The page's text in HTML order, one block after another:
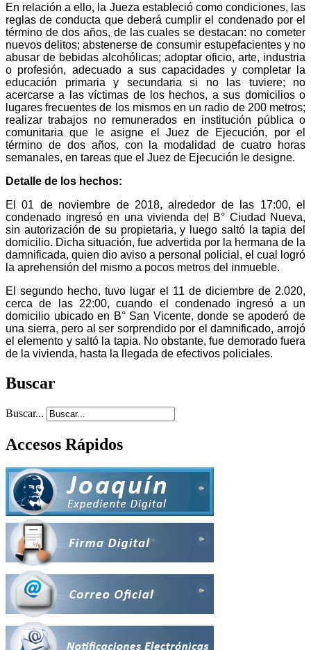
En relación a ello, la Jueza estableció como condiciones, las
reglas de conducta que deberá cumplir el condenado por el
término de dos años, de las cuales se destacan: no cometer
nuevos delitos; abstenerse de consumir estupefacientes y no
abusar de bebidas alcohólicas; adoptar oficio, arte, industria
o profesión, adecuado a sus capacidades y completar la
educación primaria y secundaria si no las tuviere; no
acercarse a las víctimas de los hechos, a sus domicilios o
lugares frecuentes de los mismos en un radio de 200 metros;
realizar trabajos no remunerados en institución pública o
comunitaria que le asigne el Juez de Ejecución, por el
término de dos años, con la modalidad de cuatro horas
semanales, en tareas que el Juez de Ejecución le designe.
Detalle de los hechos:
El 01 de noviembre de 2018, alrededor de las 17:00, el
condenado ingresó en una vivienda del B° Ciudad Nueva,
sin autorización de su propietaria, y luego saltó la tapia del
domicilio. Dicha situación, fue advertida por la hermana de la
damnificada, quien dio aviso a personal policial, el cual logró
la aprehensión del mismo a pocos metros del inmueble.
El segundo hecho, tuvo lugar el 11 de diciembre de 2.020,
cerca de las 22:00, cuando el condenado ingresó a un
domicilio ubicado en B° San Vicente, donde se apoderó de
una sierra, pero al ser sorprendido por el damnificado, arrojó
el elemento y saltó la tapia. No obstante, fue demorado fuera
de la vivienda, hasta la llegada de efectivos policiales.
Buscar
Buscar...
Accesos Rápidos